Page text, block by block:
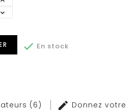
 En stock
(6)
Donnez votre